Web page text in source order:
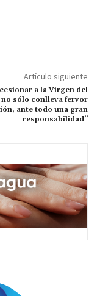
Artículo siguiente
a la Virgen del
no sólo conlleva fervor
ante todo una gran
responsabilidad”